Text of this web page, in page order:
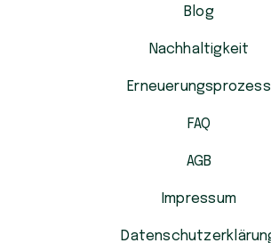
Blog
Nachhaltigkeit
Erneuerungsprozess
FAQ
AGB
Impressum